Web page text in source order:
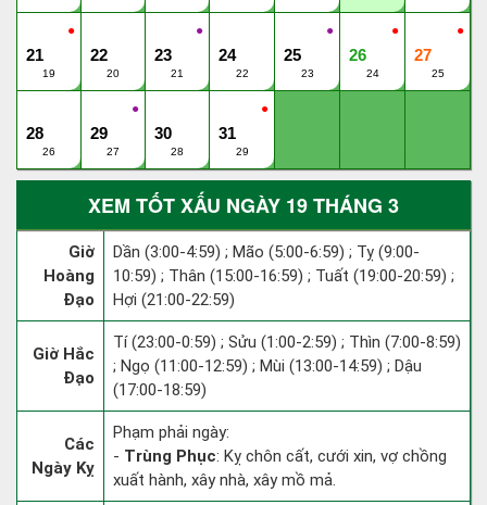
●
21
19
22
20
●
23
21
24
22
●
25
23
●
26
24
●
27
25
28
26
●
29
27
30
28
●
31
29
XEM TỐT XẤU NGÀY 19 THÁNG 3
Giờ
Hoàng
Đạo
Dần (3:00-4:59) ; Mão (5:00-6:59) ; Tỵ (9:00-
10:59) ; Thân (15:00-16:59) ; Tuất (19:00-20:59) ;
Hợi (21:00-22:59)
Giờ Hắc
Đạo
Tí (23:00-0:59) ; Sửu (1:00-2:59) ; Thìn (7:00-8:59)
; Ngọ (11:00-12:59) ; Mùi (13:00-14:59) ; Dậu
(17:00-18:59)
Các
Ngày Kỵ
Phạm phải ngày:
- Trùng Phục: Kỵ chôn cất, cưới xin, vợ chồng
xuất hành, xây nhà, xây mồ mả.